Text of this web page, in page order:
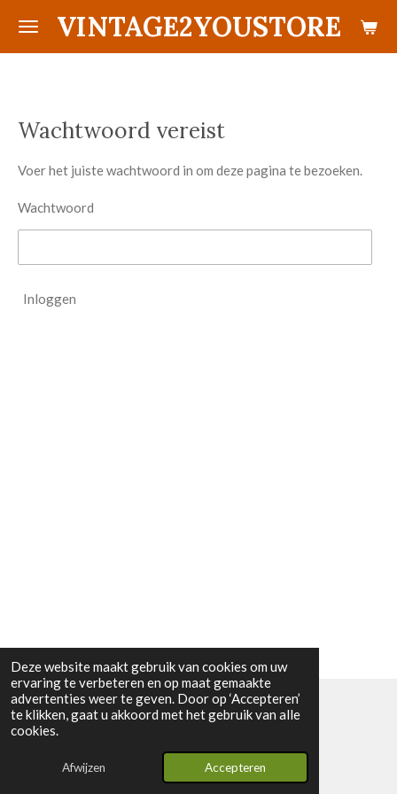
Deze website maakt gebruik van cookies om uw
ervaring te verbeteren en op maat gemaakte
advertenties weer te geven. Door op ‘Accepteren’
te klikken, gaat u akkoord met het gebruik van alle
cookies.
Afwijzen Accepteren
Ga
VINTAGE2YOUSTORE
Wachtwoord vereist
Voer het juiste wachtwoord in om deze pagina te bezoeken.
Wachtwoord
Inloggen
© 2024 - 2026 Vintage2youstore